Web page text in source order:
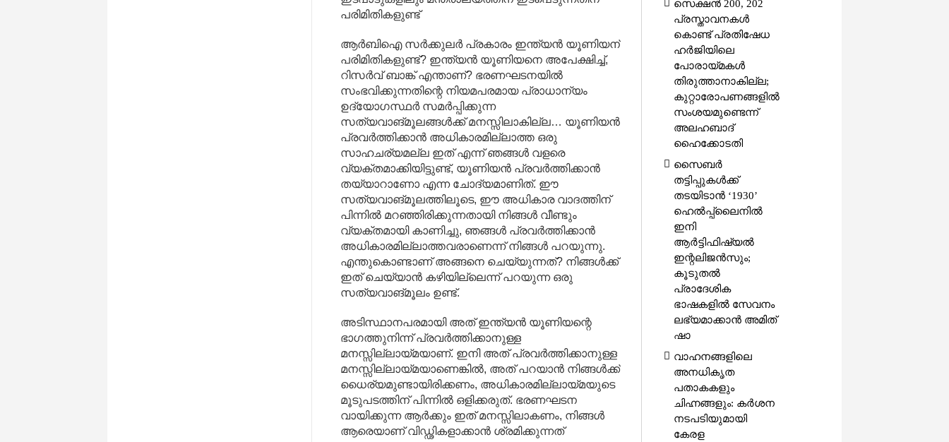
പരിമിതികളുണ്ട്
ആർ‌ബി‌ഐ സർക്കുലർ പ്രകാരം ഇന്ത്യൻ യൂണിയന്
പരിമിതികളുണ്ട്? ഇന്ത്യൻ യൂണിയനെ അപേക്ഷിച്ച്,
റിസർവ് ബാങ്ക് എന്താണ്? ഭരണഘടനയിൽ
സംഭവിക്കുന്നതിന്റെ നിയമപരമായ പ്രാധാന്യം
ഉദ്യോഗസ്ഥർ സമർപ്പിക്കുന്ന
സത്യവാങ്മൂലങ്ങൾക്ക് മനസ്സിലാകില്ല… യൂണിയൻ
പ്രവർത്തിക്കാൻ അധികാരമില്ലാത്ത ഒരു
സാഹചര്യമല്ല ഇത് എന്ന് ഞങ്ങൾ വളരെ
വ്യക്തമാക്കിയിട്ടുണ്ട്, യൂണിയൻ പ്രവർത്തിക്കാൻ
തയ്യാറാണോ എന്ന ചോദ്യമാണിത്. ഈ
സത്യവാങ്മൂലത്തിലൂടെ, ഈ അധികാര വാദത്തിന്
പിന്നിൽ മറഞ്ഞിരിക്കുന്നതായി നിങ്ങൾ വീണ്ടും
വ്യക്തമായി കാണിച്ചു, ഞങ്ങൾ പ്രവർത്തിക്കാൻ
അധികാരമില്ലാത്തവരാണെന്ന് നിങ്ങൾ പറയുന്നു.
എന്തുകൊണ്ടാണ് അങ്ങനെ ചെയ്യുന്നത്? നിങ്ങൾക്ക്
ഇത് ചെയ്യാൻ കഴിയില്ലെന്ന് പറയുന്ന ഒരു
സത്യവാങ്മൂലം ഉണ്ട്.
അടിസ്ഥാനപരമായി അത് ഇന്ത്യൻ യൂണിയന്റെ
ഭാഗത്തുനിന്ന് പ്രവർത്തിക്കാനുള്ള
മനസ്സില്ലായ്മയാണ്. ഇനി അത് പ്രവർത്തിക്കാനുള്ള
മനസ്സില്ലായ്മയാണെങ്കിൽ, അത് പറയാൻ നിങ്ങൾക്ക്
ധൈര്യമുണ്ടായിരിക്കണം, അധികാരമില്ലായ്മയുടെ
മൂടുപടത്തിന് പിന്നിൽ ഒളിക്കരുത്. ഭരണഘടന
വായിക്കുന്ന ആർക്കും ഇത് മനസ്സിലാകണം, നിങ്ങൾ
ആരെയാണ് വിഡ്ഢികളാക്കാൻ ശ്രമിക്കുന്നത്
സെക്ഷൻ 200, 202
പ്രസ്താവനകൾ
കൊണ്ട് പ്രതിഷേധ
ഹർജിയിലെ
പോരായ്മകൾ
തിരുത്താനാകില്ല;
കുറ്റാരോപണങ്ങളിൽ
സംശയമുണ്ടെന്ന്
അലഹബാദ്
ഹൈക്കോടതി
സൈബർ
തട്ടിപ്പുകൾക്ക്
തടയിടാൻ ‘1930’
ഹെൽപ്പ്‌ലൈനിൽ
ഇനി
ആർട്ടിഫിഷ്യൽ
ഇന്റലിജൻസും;
കൂടുതൽ
പ്രാദേശിക
ഭാഷകളിൽ സേവനം
ലഭ്യമാക്കാൻ അമിത്
ഷാ
വാഹനങ്ങളിലെ
അനധികൃത
പതാകകളും
ചിഹ്നങ്ങളും: കർശന
നടപടിയുമായി
കേരള